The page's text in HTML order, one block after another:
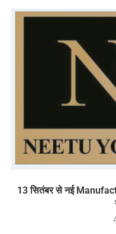
13 सितंबर से नई